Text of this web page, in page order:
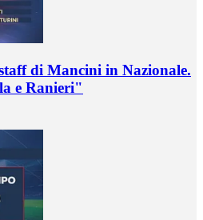
di Mancini in Nazionale.
e Ranieri"